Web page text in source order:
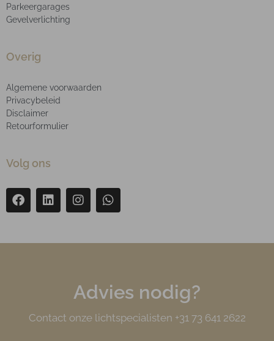
Parkeergarages
Gevelverlichting
Overig
Algemene voorwaarden
Privacybeleid
Disclaimer
Retourformulier
Volg ons
Advies nodig?
Contact onze lichtspecialisten +31 73 641 2622